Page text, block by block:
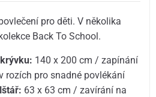
pro děti. V několika
Back To School.
140 x 200 cm / zapínání
rozích pro snadné povlékání
63 x 63 cm / zavírání na